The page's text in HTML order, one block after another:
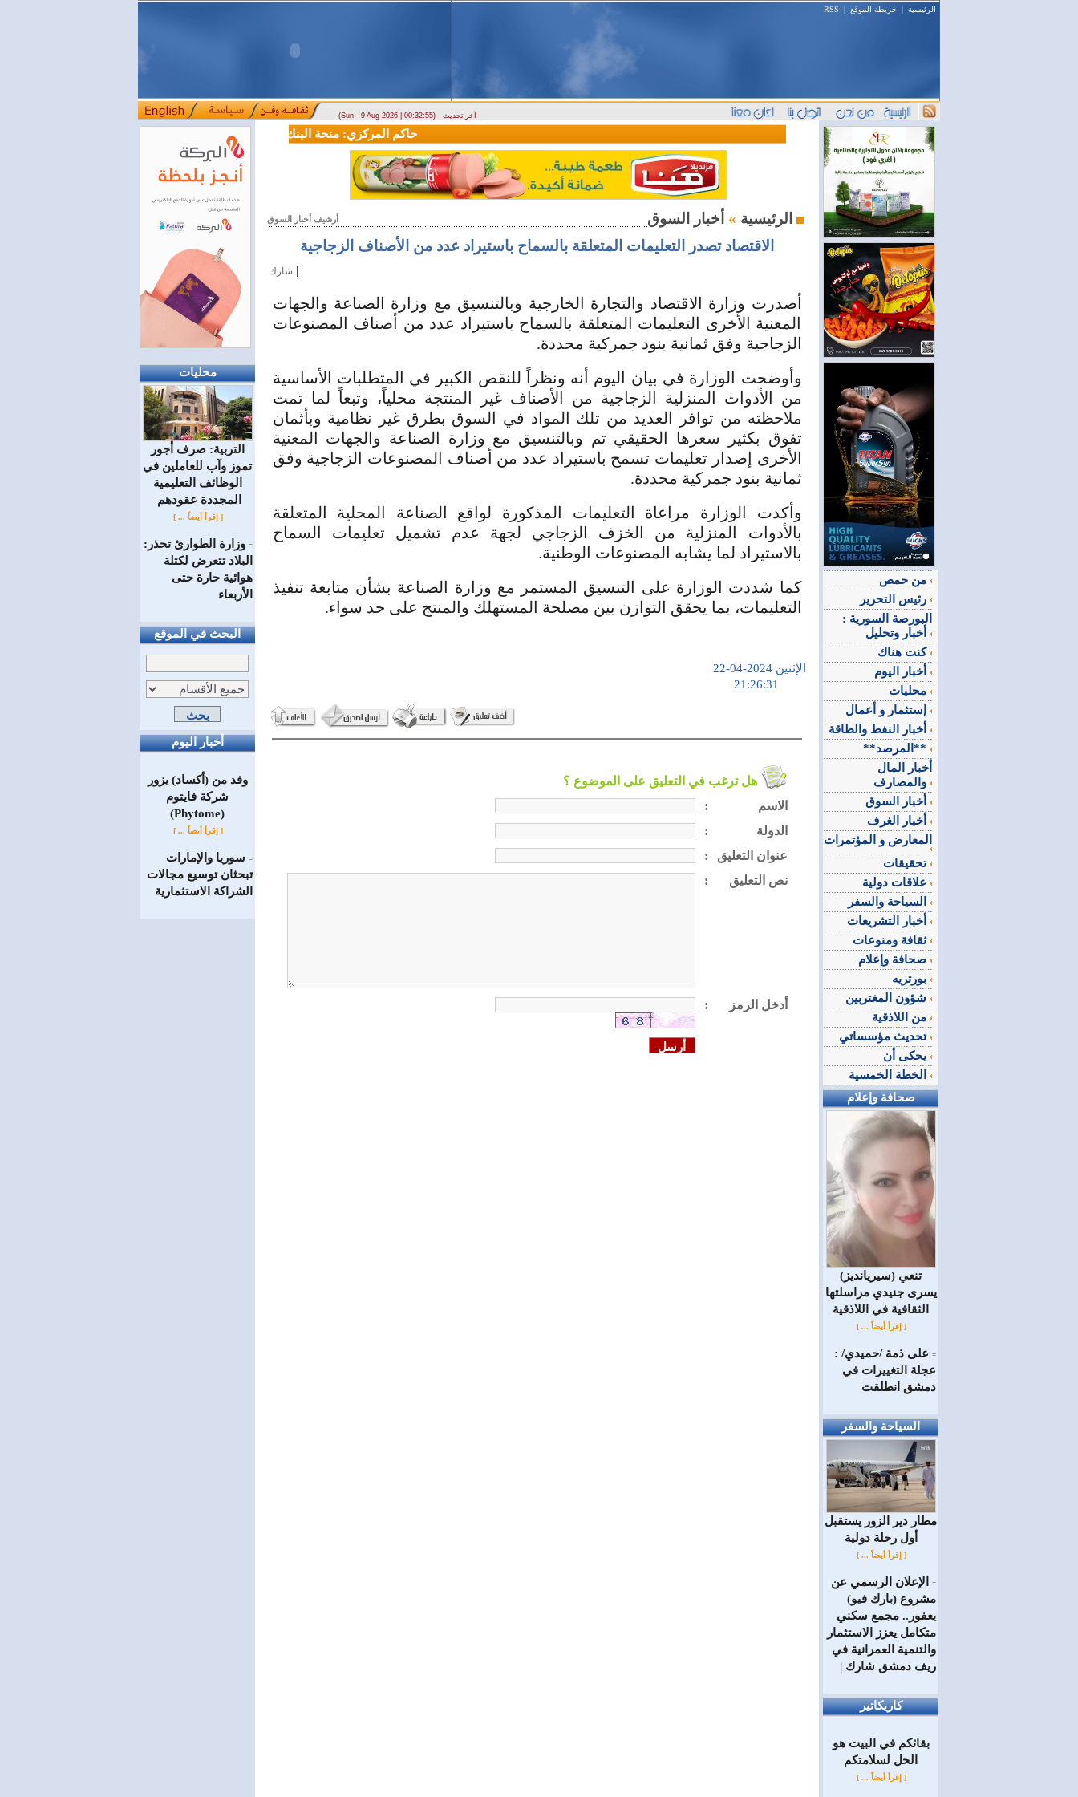
الرئيسية | خريطة الموقع |
RSS
(Sun - 9 Aug 2026 | 00:32:55) آخر تحديث
محليات
التربية: صرف أجور
تموز وآب للعاملين في
الوظائف ‏التعليمية
المجددة عقودهم ‏
[ إقرأ أيضاً ... ]
= وزارة الطوارئ تحذر:
البلاد تتعرض لكتلة
هوائية حارة حتى
الأربعاء
البحث في الموقع
أخبار اليوم
وفد من (أكساد) يزور
شركة فايتوم
(Phytome)
[ إقرأ أيضاً ... ]
= سوريا والإمارات
تبحثان توسيع مجالات
الشراكة الاستثمارية
حاكم المركزي: منحة البنك الدولي لسورية خطوة أساسية نحو بناء قطاع مالي حديث
أرشيف أخبار السوق الرئيسية »
الاقتصاد تصدر التعليمات المتعلقة بالسماح باستيراد عدد من الأصناف الزجاجية
شارك |
أصدرت وزارة الاقتصاد والتجارة الخارجية وبالتنسيق مع وزارة الصناعة والجهات
المعنية الأخرى التعليمات المتعلقة بالسماح باستيراد عدد من أصناف المصنوعات
الزجاجية وفق ثمانية بنود جمركية محددة.
وأوضحت الوزارة في بيان اليوم أنه ونظراً للنقص الكبير في المتطلبات الأساسية
من الأدوات المنزلية الزجاجية من الأصناف غير المنتجة محلياً، وتبعاً لما تمت
ملاحظته من توافر العديد من تلك المواد في السوق بطرق غير نظامية وبأثمان
تفوق بكثير سعرها الحقيقي تم وبالتنسيق مع وزارة الصناعة والجهات المعنية
الأخرى إصدار تعليمات تسمح باستيراد عدد من أصناف المصنوعات الزجاجية وفق
ثمانية بنود جمركية محددة.
وأكدت الوزارة مراعاة التعليمات المذكورة لواقع الصناعة المحلية المتعلقة
بالأدوات المنزلية من الخزف الزجاجي لجهة عدم تشميل تعليمات السماح
بالاستيراد لما يشابه المصنوعات الوطنية.
كما شددت الوزارة على التنسيق المستمر مع وزارة الصناعة بشأن متابعة تنفيذ
التعليمات، بما يحقق التوازن بين مصلحة المستهلك والمنتج على حد سواء.
الإثنين 2024-04-22
هل ترغب في التعليق على الموضوع ؟
:
الاسم
:
الدولة
:
عنوان التعليق
:
نص التعليق
: أدخل الرمز
البورصة السورية :
كنت هناك
**المرصد**
أخبار المال
المعارض و المؤتمرات
تحقيقات
ثقافة ومنوعات
تحديث مؤسساتي
صحافة وإعلام
(سيريانديز) تنعي
يسرى جنيدي مراسلتها
الثقافية في اللاذقية
[ إقرأ أيضاً ... ]
= على ذمة /حميدي/ :
عجلة التغييرات في
دمشق انطلقت
السياحة والسفر
مطار دير الزور يستقبل
أول رحلة دولية
[ إقرأ أيضاً ... ]
=
الإعلان الرسمي عن
مشروع (بارك فيو)
يعفور.. مجمع سكني
متكامل يعزز الاستثمار
والتنمية العمرانية في
ريف دمشق شارك |
كاريكاتير
بقائكم في البيت هو
الحل لسلامتكم
[ إقرأ أيضاً ... ]